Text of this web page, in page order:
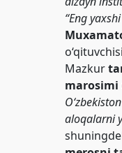
“Eng
Mazkur
marosimi
aloqalarni